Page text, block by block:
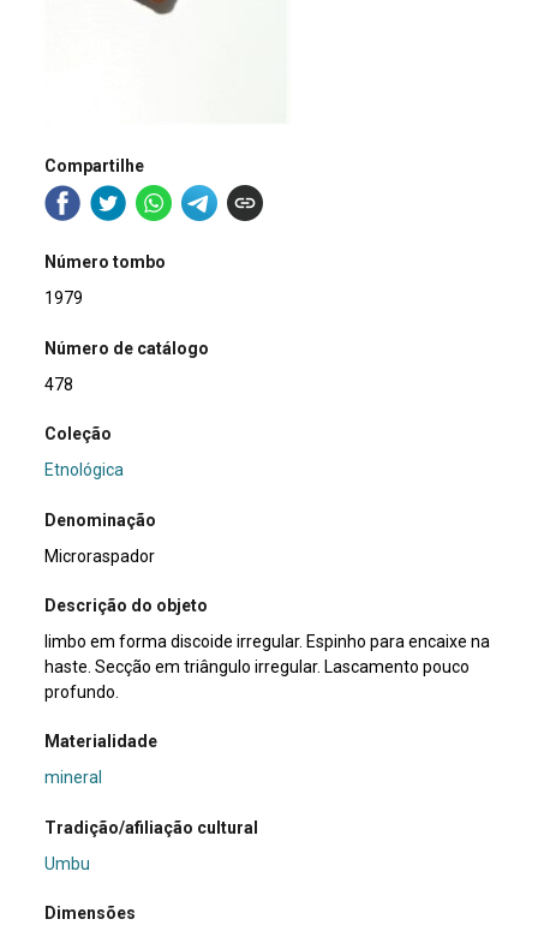
Compartilhe
Número tombo
1979
Número de catálogo
478
Coleção
Etnológica
Denominação
Microraspador
Descrição do objeto
limbo em forma discoide irregular. Espinho para encaixe na
haste. Secção em triângulo irregular. Lascamento pouco
profundo.
Materialidade
mineral
Tradição/afiliação cultural
Umbu
Dimensões